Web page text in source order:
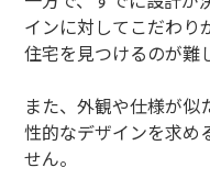
インに対してこだわり
住宅を見つけるのが難
また、外観や仕様が
性的なデザインを求め
せん。